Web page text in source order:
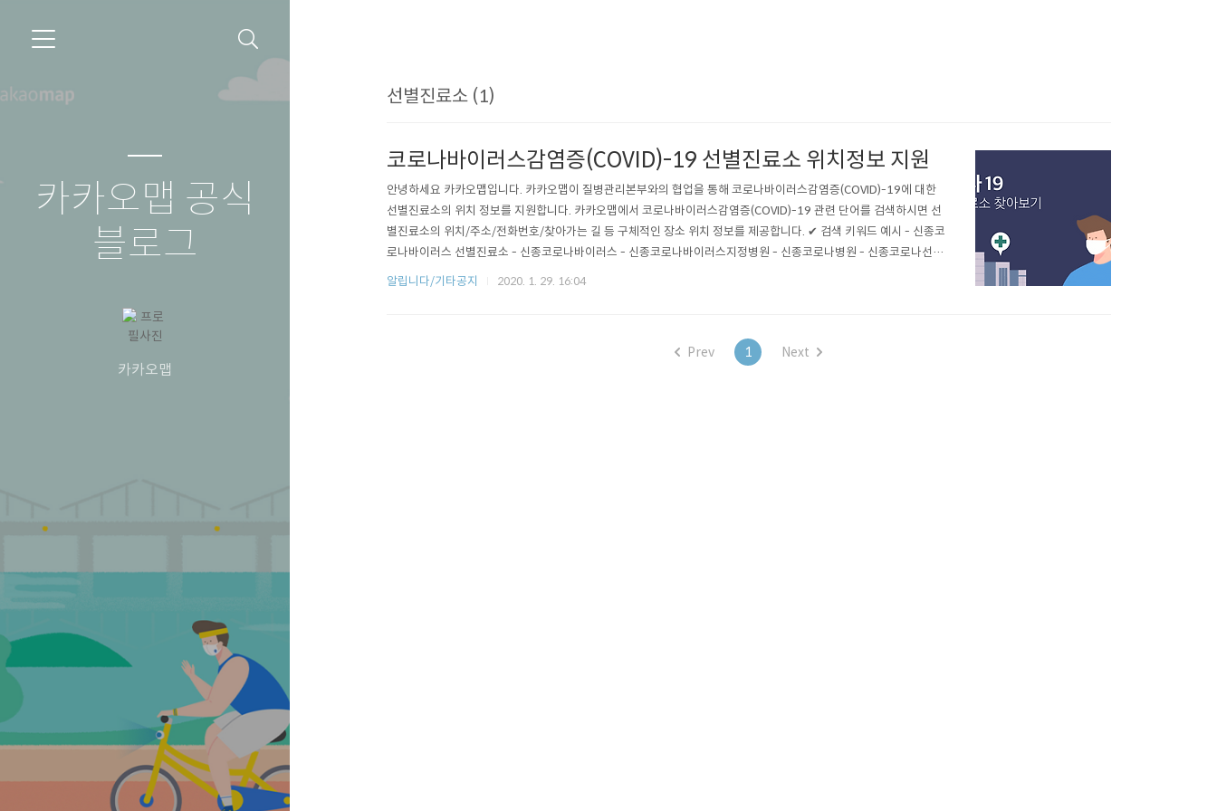
카카오맵 공식
블로그
카카오맵
선별진료소 (1)
코로나바이러스감염증(COVID)-19 선별진료소 위치정보 지원
안녕하세요 카카오맵입니다. 카카오맵이 질병관리본부와의 협업을 통해 코로나바이러스감염증(COVID)-19에 대한
선별진료소의 위치 정보를 지원합니다. 카카오맵에서 코로나바이러스감염증(COVID)-19 관련 단어를 검색하시면 선
별진료소의 위치/주소/전화번호/찾아가는 길 등 구체적인 장소 위치 정보를 제공합니다. ✔︎ 검색 키워드 예시 - 신종코
로나바이러스 선별진료소 - 신종코로나바이러스 - 신종코로나바이러스지정병원 - 신종코로나병원 - 신종코로나선별
진료소 - 신종코로나진료 - 코로나바이러스 등 2/11 18시 기준, 현재 전국 546개의 선별 진료소 정보를 제공하며 질
알립니다/기타공지 2020. 1. 29. 16:04
Prev 1 Next